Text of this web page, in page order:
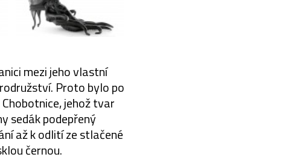
mezi jeho vlastní
Proto bylo po
jehož tvar
sedák podepřený
až k odlití ze stlačené
černou.